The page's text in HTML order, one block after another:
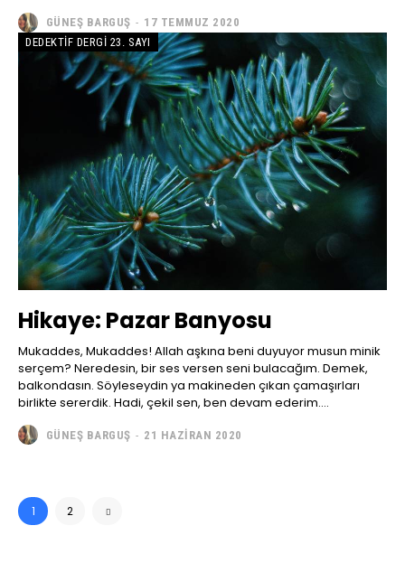
GÜNEŞ BARGUŞ - 17 TEMMUZ 2020
DEDEKTIF DERGI 23. SAYI
Hikaye: Pazar Banyosu
Mukaddes, Mukaddes! Allah aşkına beni duyuyor musun minik
serçem? Neredesin, bir ses versen seni bulacağım. Demek,
balkondasın. Söyleseydin ya makineden çıkan çamaşırları
birlikte sererdik. Hadi, çekil sen, ben devam ederim....
GÜNEŞ BARGUŞ - 21 HAZIRAN 2020
1 2